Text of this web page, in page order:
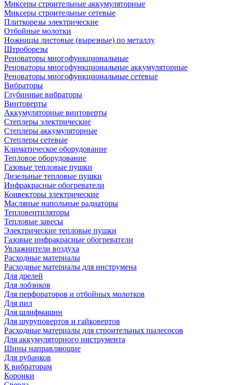
Миксеры строительные аккумуляторные
Миксеры строительные сетевые
Плиткорезы электрические
Отбойные молотки
Ножницы листовые (вырезные) по металлу
Штроборезы
Реноваторы многофункциональные
Реноваторы многофункциональные аккумуляторные
Реноваторы многофункциональные сетевые
Вибраторы
Глубинные вибраторы
Винтоверты
Аккумуляторные винтоверты
Степлеры электрические
Степлеры аккумуляторные
Степлеры сетевые
Климатическое оборудование
Тепловое оборудование
Газовые тепловые пушки
Дизельные тепловые пушки
Инфракрасные обогреватели
Конвекторы электрические
Масляные напольные радиаторы
Тепловентиляторы
Тепловые завесы
Электрические тепловые пушки
Газовые инфракрасные обогреватели
Увлажнители воздуха
Расходные материалы
Расходные материалы для инструмена
Для дрелей
Для лобзиков
Для перфораторов и отбойных молотков
Для пил
Для шлифмашин
Для шуруповертов и гайковертов
Расходные материалы для строительных пылесосов
Для аккумуляторного инструмента
Шины направляющие
Для рубанков
К вибраторам
Коронки